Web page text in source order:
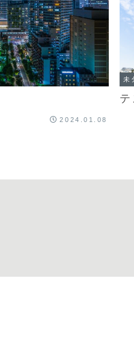
2024.01.08
未